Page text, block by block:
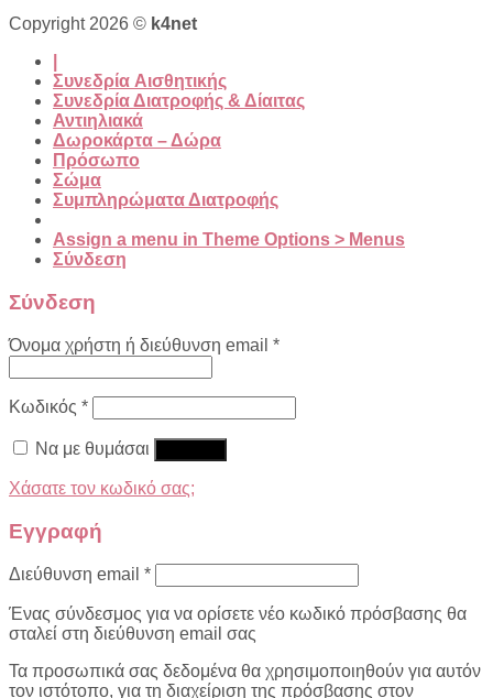
Copyright 2026 © k4net
Συνεδρία Aισθητικής
Συνεδρία Διατροφής & Δίαιτας
Αντιηλιακά
Δωροκάρτα – Δώρα
Πρόσωπο
Σώμα
Συμπληρώματα Διατροφής
Assign a menu in Theme Options > Menus
Σύνδεση
Σύνδεση
Όνομα χρήστη ή διεύθυνση email *
Κωδικός *
Να με θυμάσαι
Χάσατε τον κωδικό σας;
Εγγραφή
Διεύθυνση email *
Ένας σύνδεσμος για να ορίσετε νέο κωδικό πρόσβασης θα
σταλεί στη διεύθυνση email σας
Τα προσωπικά σας δεδομένα θα χρησιμοποιηθούν για αυτόν
τον ιστότοπο, για τη διαχείριση της πρόσβασης στον